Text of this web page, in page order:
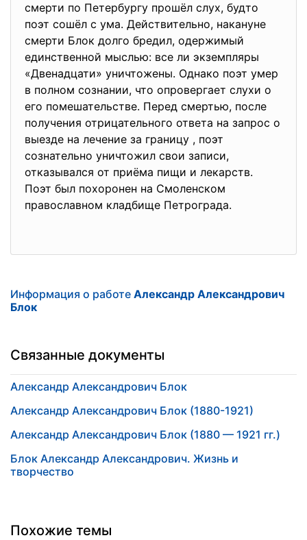
смерти по Петербургу прошёл слух, будто
поэт сошёл с ума. Действительно, накануне
смерти Блок долго бредил, одержимый
единственной мыслью: все ли экземпляры
«Двенадцати» уничтожены. Однако поэт умер
в полном сознании, что опровергает слухи о
его помешательстве. Перед смертью, после
получения отрицательного ответа на запрос о
выезде на лечение за границу , поэт
сознательно уничтожил свои записи,
отказывался от приёма пищи и лекарств.
Поэт был похоронен на Смоленском
православном кладбище Петрограда.
Информация о работе Александр Александрович
Блок
Связанные документы
Александр Александрович Блок
Александр Александрович Блок (1880-1921)
Александр Александрович Блок (1880 — 1921 гг.)
Блок Александр Александрович. Жизнь и
творчество
Похожие темы